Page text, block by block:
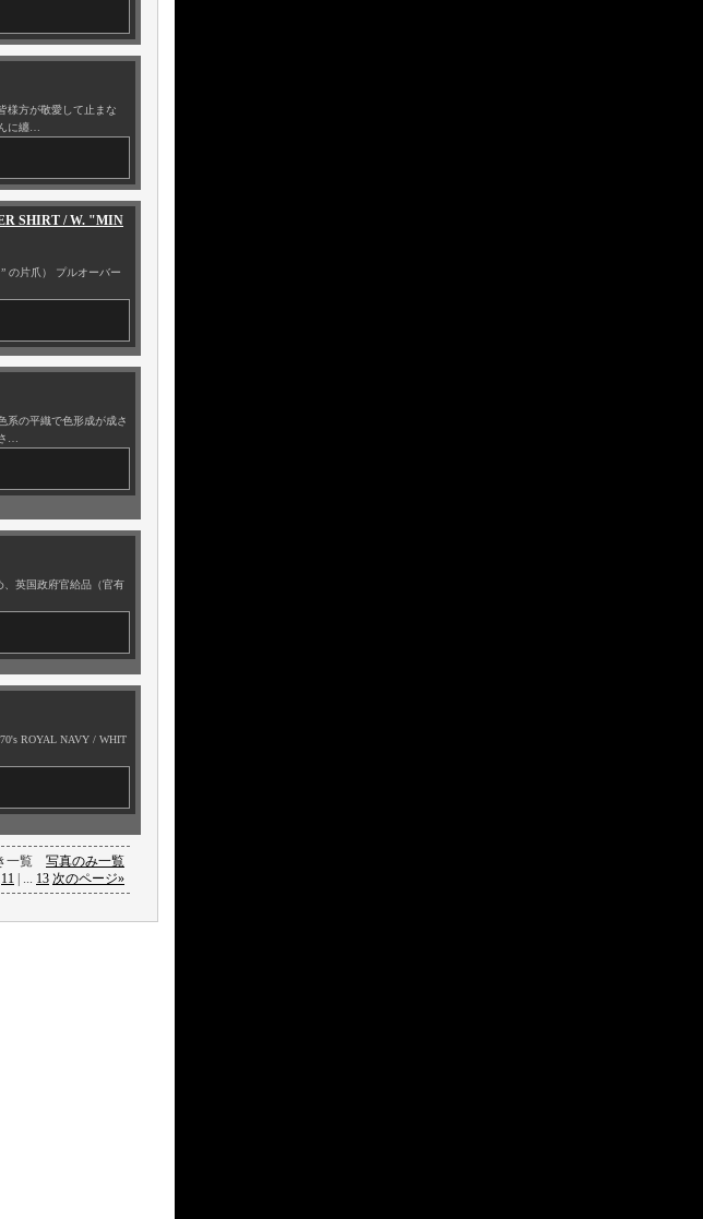
様方が敬愛して止まな
に纏…
SHIRT / W. "MIN
の片爪） プルオーバー
系の平織で色形成が成さ
…
、英国政府官給品（官有
ROYAL NAVY / WHIT
一覧 写真のみ一覧
11 ... 13 次のページ»